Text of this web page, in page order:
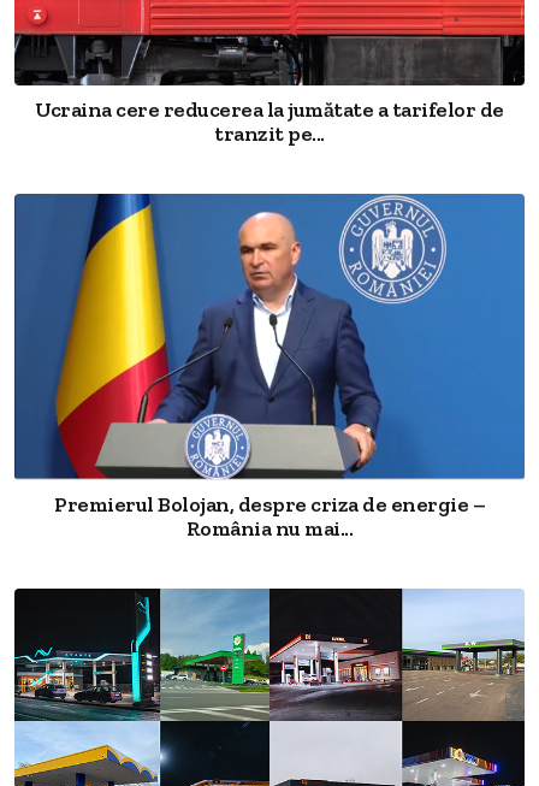
Ucraina cere reducerea la jumătate a tarifelor de
tranzit pe...
Premierul Bolojan, despre criza de energie –
România nu mai...